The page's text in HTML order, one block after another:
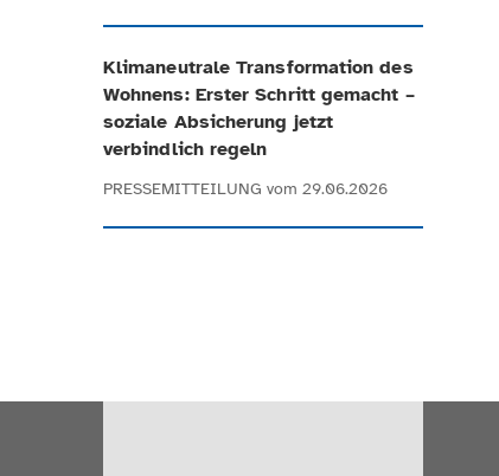
Klimaneutrale Transformation des
Wohnens: Erster Schritt gemacht –
soziale Absicherung jetzt
verbindlich regeln
PRESSEMITTEILUNG vom 29.06.2026